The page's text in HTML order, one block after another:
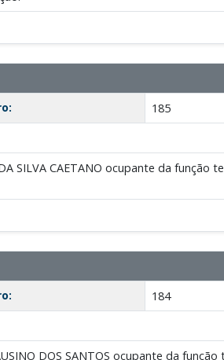
185
SILVA CAETANO ocupante da função
184
DOS SANTOS ocupante da